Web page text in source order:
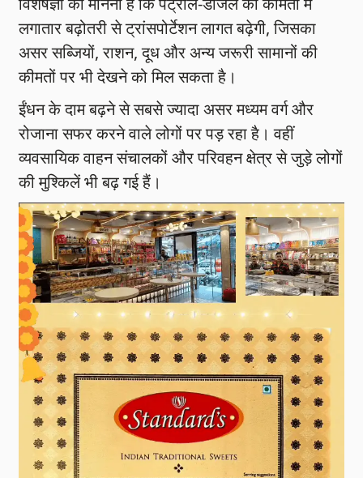
लगातार बढ़ोतरी से ट्रांसपोर्टेशन लागत बढ़ेगी, जिसका
असर सब्जियों, राशन, दूध और अन्य जरूरी सामानों की
कीमतों पर भी देखने को मिल सकता है।
ईंधन के दाम बढ़ने से सबसे ज्यादा असर मध्यम वर्ग और
रोजाना सफर करने वाले लोगों पर पड़ रहा है। वहीं
व्यवसायिक वाहन संचालकों और परिवहन क्षेत्र से जुड़े लोगों
की मुश्किलें भी बढ़ गई हैं।